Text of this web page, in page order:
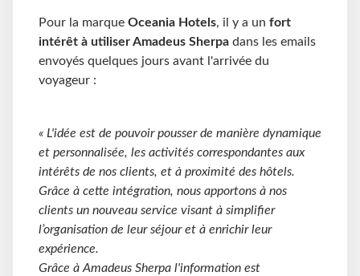
Pour la marque Oceania Hotels, il y a un fort
intérêt à utiliser Amadeus Sherpa dans les emails
envoyés quelques jours avant l'arrivée du
voyageur :
« L'idée est de pouvoir pousser de manière dynamique
et personnalisée, les activités correspondantes aux
intérêts de nos clients, et à proximité des hôtels.
Grâce à cette intégration, nous apportons à nos
clients un nouveau service visant à simplifier
l’organisation de leur séjour et à enrichir leur
expérience.
Grâce à Amadeus Sherpa l'information est